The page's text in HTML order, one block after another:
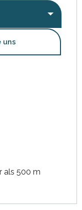
uns
als 500 m